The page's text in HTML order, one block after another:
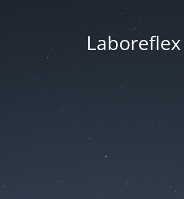
Laboreflex